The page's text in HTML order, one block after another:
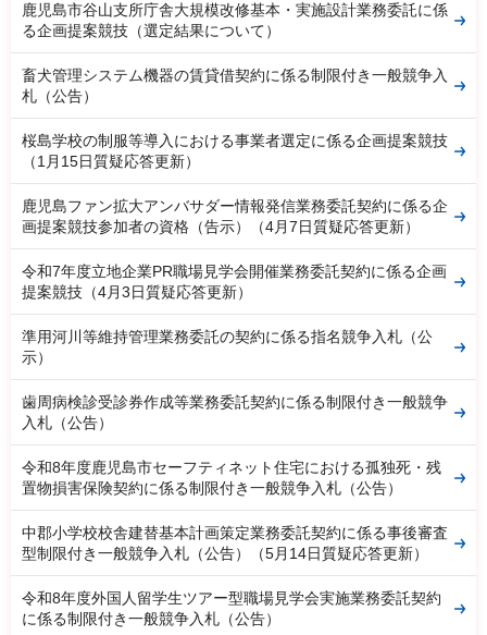
鹿児島市谷山支所庁舎大規模改修基本・実施設計業務委託に係
る企画提案競技（選定結果について）
畜犬管理システム機器の賃貸借契約に係る制限付き一般競争入
札（公告）
桜島学校の制服等導入における事業者選定に係る企画提案競技
（1月15日質疑応答更新）
鹿児島ファン拡大アンバサダー情報発信業務委託契約に係る企
画提案競技参加者の資格（告示）（4月7日質疑応答更新）
令和7年度立地企業PR職場見学会開催業務委託契約に係る企画
提案競技（4月3日質疑応答更新）
準用河川等維持管理業務委託の契約に係る指名競争入札（公
示）
歯周病検診受診券作成等業務委託契約に係る制限付き一般競争
入札（公告）
令和8年度鹿児島市セーフティネット住宅における孤独死・残
置物損害保険契約に係る制限付き一般競争入札（公告）
中郡小学校校舎建替基本計画策定業務委託契約に係る事後審査
型制限付き一般競争入札（公告）（5月14日質疑応答更新）
令和8年度外国人留学生ツアー型職場見学会実施業務委託契約
に係る制限付き一般競争入札（公告）